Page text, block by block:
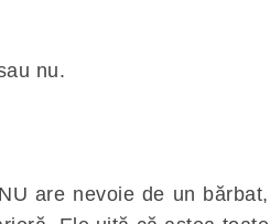
nu.
are nevoie de un bărbat,